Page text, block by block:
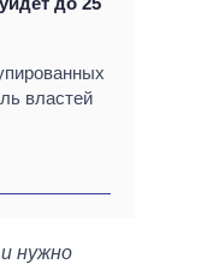
властей
нужно